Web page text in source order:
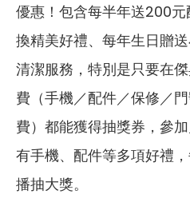
優惠！包含每半年送200
換精美好禮、每年生日贈
清潔服務，特別是只要在
費（手機／配件／保修／
費）都能獲得抽獎券，參
有手機、配件等多項好禮
播抽大獎。